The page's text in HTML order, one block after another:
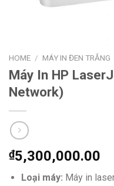
HOME / MÁY IN ĐEN TRẮNG
Máy In HP
Network)
₫5,300,000.00
Loại máy: Máy in